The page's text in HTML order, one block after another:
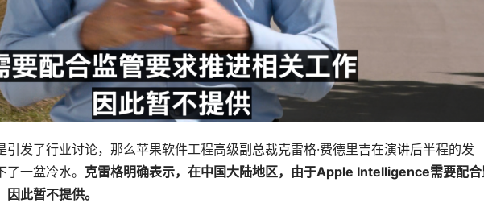
发了行业讨论，那么苹果软件工程高级副总裁克雷格·费德里吉在演讲后半程的发
一盆冷水。 克雷格明确表示，在中国大陆地区，由于Apple Intelligence需要配
此暂不提供。